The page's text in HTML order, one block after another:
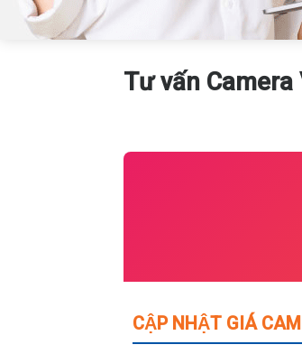
Tư vấn Camera
CẬP NHẬT GIÁ